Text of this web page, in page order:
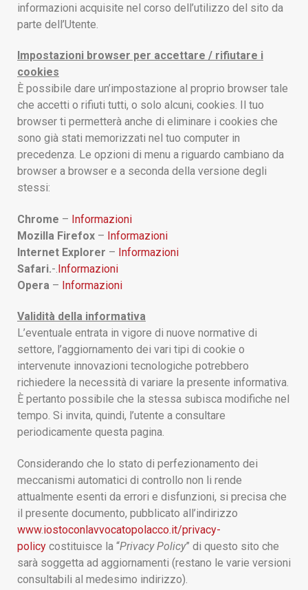
informazioni acquisite nel corso dell’utilizzo del sito da
parte dell’Utente.
Impostazioni browser per accettare / rifiutare i
cookies
È possibile dare un’impostazione al proprio browser tale
che accetti o rifiuti tutti, o solo alcuni, cookies. Il tuo
browser ti permetterà anche di eliminare i cookies che
sono già stati memorizzati nel tuo computer in
precedenza. Le opzioni di menu a riguardo cambiano da
browser a browser e a seconda della versione degli
stessi:
Chrome – Informazioni
Mozilla Firefox – Informazioni
Internet Explorer – Informazioni
Safari.-. Informazioni
Opera – Informazioni
Validità della informativa
L’eventuale entrata in vigore di nuove normative di
settore, l’aggiornamento dei vari tipi di cookie o
intervenute innovazioni tecnologiche potrebbero
richiedere la necessità di variare la presente informativa.
È pertanto possibile che la stessa subisca modifiche nel
tempo. Si invita, quindi, l’utente a consultare
periodicamente questa pagina.
Considerando che lo stato di perfezionamento dei
meccanismi automatici di controllo non li rende
attualmente esenti da errori e disfunzioni, si precisa che
il presente documento, pubblicato all’indirizzo
www.iostoconlavvocatopolacco.it/privacy-
policy costituisce la “Privacy Policy” di questo sito che
sarà soggetta ad aggiornamenti (restano le varie versioni
consultabili al medesimo indirizzo).